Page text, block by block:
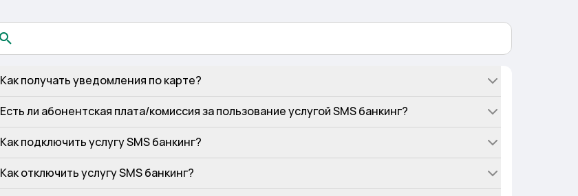
Как получать уведомления по карте?
Есть ли абонентская плата/комиссия за пользование услугой SMS банкинг?
Как подключить услугу SMS банкинг?
Как отключить услугу SMS банкинг?